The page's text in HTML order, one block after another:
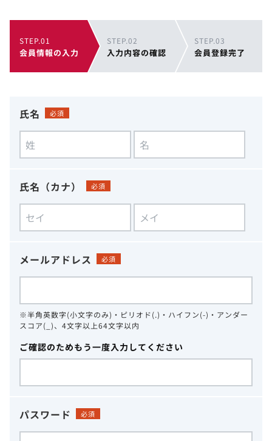
STEP.01
会員情報の入力
STEP.02
入力内容の確認
STEP.03
会員登録完了
氏名 必須
氏名（カナ） 必須
メールアドレス 必須
※半角英数字(小文字のみ)・ピリオド(.)・ハイフン(-)・アンダー
スコア(_)、4文字以上64文字以内
ご確認のためもう一度入力してください
パスワード 必須